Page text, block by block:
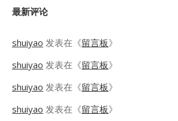
最新评论
shuiyao 发表在《留言板》
shuiyao 发表在《留言板》
shuiyao 发表在《留言板》
shuiyao 发表在《留言板》